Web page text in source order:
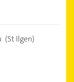
(St Ilgen)